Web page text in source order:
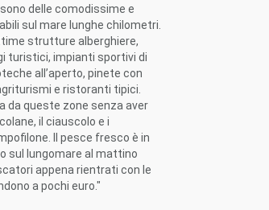
delle comodissime e
sul mare lunghe chilometri.
strutture alberghiere,
turistici, impianti sportivi di
all’aperto, pinete con
e ristoranti tipici.
da queste zone senza aver
il ciauscolo e i
Il pesce fresco è in
sul lungomare al mattino
appena rientrati con le
a pochi euro."